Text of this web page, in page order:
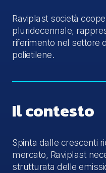
Raviplast società
pluridecennale,
riferimento nel settore
polietilene.
Il contesto
Spinta dalle crescenti
mercato, Raviplast
strutturata delle